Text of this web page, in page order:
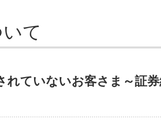
て
れていないお客さま～証